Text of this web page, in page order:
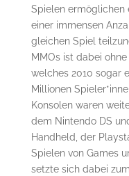
Spielen ermöglichen
einer immensen
gleichen Spiel
MMOs ist dabei
welches 2010 sogar
Millionen
Konsolen waren
dem Nintendo DS
Handheld, der
Spielen von Games
setzte sich dabei